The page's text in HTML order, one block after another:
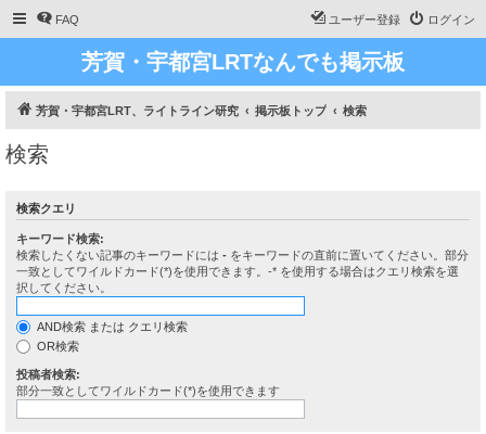
FAQ ログイン
ユーザー登録
芳賀・宇都宮LRTなんでも掲示板
芳賀・宇都宮LRT、ライトライン研究 掲示板トップ 検索
検索
検索クエリ
キーワード検索:
検索したくない記事のキーワードには - をキーワードの直前に置いてください。部分
一致としてワイルドカード(*)を使用できます。-* を使用する場合はクエリ検索を選
択してください。
AND検索 または クエリ検索
OR検索
投稿者検索:
部分一致としてワイルドカード(*)を使用できます